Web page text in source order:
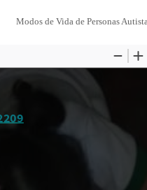
Modos de Vida de Personas